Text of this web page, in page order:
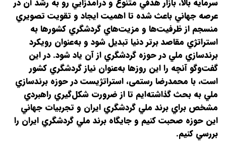
سرمايه بالا، بازار هدفي متنوع و درآمدزايي رو به رشد آن در
عرصه جهاني باعث شده تا اهميت ايجاد و تقويت تصويري
منسجم از ظرفيت‌ها و مزيت‌هاي گردشگري کشورها به
استراتژي مقاصد برتر دنيا تبديل شود و به‌عنوان رويکرد
برندسازي ملي در حوزه گردشگري از آن ياد شود. در اين
گفت‌وگو آنچه را اين روزها به‌عنوان نياز گردشگري کشور
است، با محمدرضا رستمی، استراتژيست در حوزه برندسازي
ملي به بحث گذاشته‌ايم تا از ضرورت شکل‌گيري راهبردي
مشخص براي برند ملي گردشگري ايران و تجربيات جهاني
اين حوزه صحبت کنيم و جايگاه برند ملي گردشگري ايران را
بررسي كنيم.